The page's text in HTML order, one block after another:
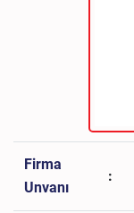
Firma
Unvanı
: